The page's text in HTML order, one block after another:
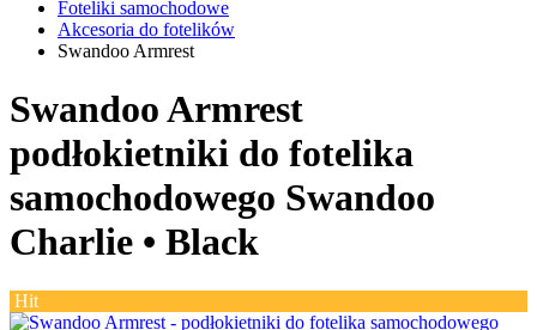
Foteliki samochodowe
Akcesoria do fotelików
Swandoo Armrest
Swandoo Armrest
podłokietniki do fotelika
samochodowego Swandoo
Charlie • Black
Hit